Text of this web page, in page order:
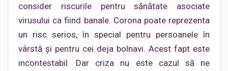
consider riscurile pentru sănătate asociate
virusului ca fiind banale. Corona poate reprezenta
un risc serios, în special pentru persoanele în
vârstă și pentru cei deja bolnavi. Acest fapt este
incontestabil. Dar criza nu este cazul să ne